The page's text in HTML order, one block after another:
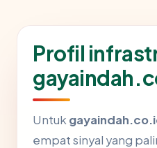
Profil
Untuk
empat sinyal yang